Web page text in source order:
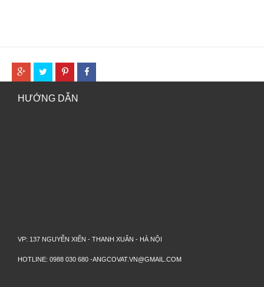
HƯỚNG DẪN
VP: 137 NGUYỄN XIỂN - THANH XUÂN - HÀ NỘI
HOTLINE: 0988 030 680 -ANGCOVAT.VN@GMAIL.COM